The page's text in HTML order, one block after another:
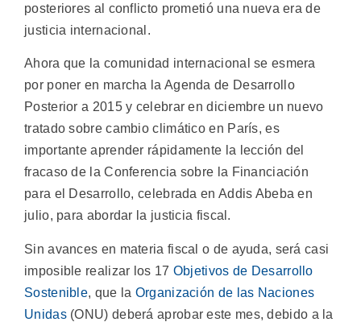
posteriores al conflicto prometió una nueva era de
justicia internacional.
Ahora que la comunidad internacional se esmera
por poner en marcha la Agenda de Desarrollo
Posterior a 2015 y celebrar en diciembre un nuevo
tratado sobre cambio climático en París, es
importante aprender rápidamente la lección del
fracaso de la Conferencia sobre la Financiación
para el Desarrollo, celebrada en Addis Abeba en
julio, para abordar la justicia fiscal.
Sin avances en materia fiscal o de ayuda, será casi
imposible realizar los 17 Objetivos de Desarrollo
Sostenible, que la Organización de las Naciones
Unidas(ONU) deberá aprobar este mes, debido a la